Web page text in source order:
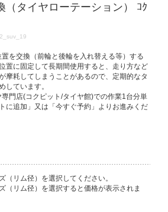
（タイヤローテーション） ｺｸ
を交換（前輪と後輪を入れ替える等）する
置に固定して長期間使用すると、走り方など
摩耗してしまうことがあるので、定期的なタ
しています。
門店(コクピット/タイヤ館)での作業1台分単
に追加」又は「今すぐ予約」よりお進みくだ
（リム径）を選択してください。
（リム径）を選択すると価格が表示されま